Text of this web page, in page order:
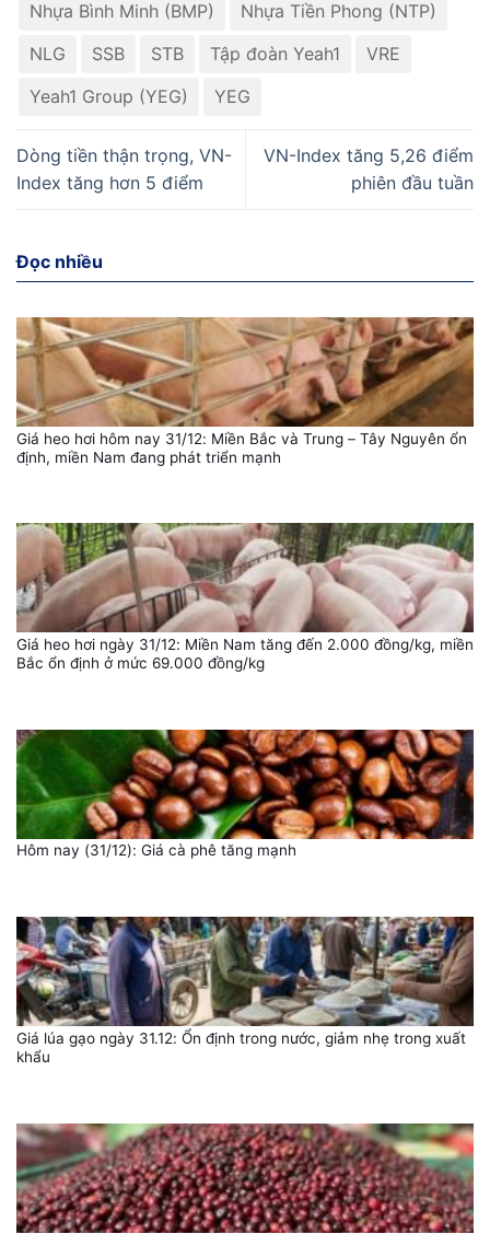
Nhựa Bình Minh (BMP)
Nhựa Tiền Phong (NTP)
NLG
SSB STB Tập đoàn Yeah1
VRE
Yeah1 Group (YEG)
YEG
Dòng tiền thận trọng, VN-
Index tăng hơn 5 điểm
VN-Index tăng 5,26 điểm
phiên đầu tuần
Đọc nhiều
Giá heo hơi hôm nay 31/12: Miền Bắc và Trung – Tây Nguyên ổn
định, miền Nam đang phát triển mạnh
Giá heo hơi ngày 31/12: Miền Nam tăng đến 2.000 đồng/kg, miền
Bắc ổn định ở mức 69.000 đồng/kg
Hôm nay (31/12): Giá cà phê tăng mạnh
Giá lúa gạo ngày 31.12: Ổn định trong nước, giảm nhẹ trong xuất
khẩu